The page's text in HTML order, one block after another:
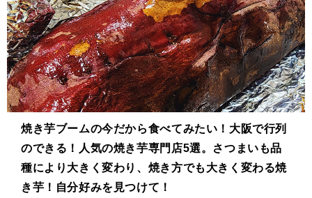
焼き芋ブームの今だから食べてみたい！大阪で行列
のできる！人気の焼き芋専門店5選。さつまいも品
種により大きく変わり、焼き方でも大きく変わる焼
き芋！自分好みを見つけて！